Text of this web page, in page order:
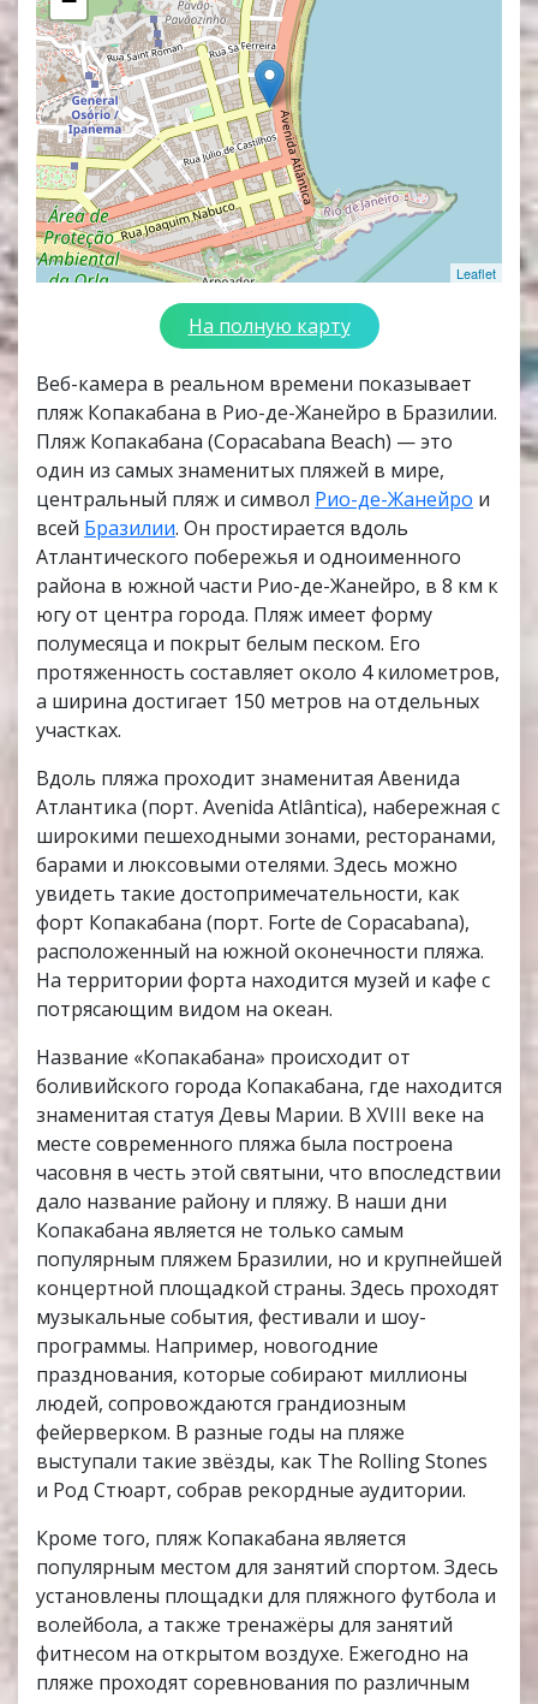
Leaflet
На полную карту
Веб-камера в реальном времени показывает
пляж Копакабана в Рио-де-Жанейро в Бразилии.
Пляж Копакабана (Copacabana Beach) — это
один из самых знаменитых пляжей в мире,
центральный пляж и символ Рио-де-Жанейро и
всей Бразилии. Он простирается вдоль
Атлантического побережья и одноименного
района в южной части Рио-де-Жанейро, в 8 км к
югу от центра города. Пляж имеет форму
полумесяца и покрыт белым песком. Его
протяженность составляет около 4 километров,
а ширина достигает 150 метров на отдельных
участках.
Вдоль пляжа проходит знаменитая Авенида
Атлантика (порт. Avenida Atlântica), набережная с
широкими пешеходными зонами, ресторанами,
барами и люксовыми отелями. Здесь можно
увидеть такие достопримечательности, как
форт Копакабана (порт. Forte de Copacabana),
расположенный на южной оконечности пляжа.
На территории форта находится музей и кафе с
потрясающим видом на океан.
Название «Копакабана» происходит от
боливийского города Копакабана, где находится
знаменитая статуя Девы Марии. В XVIII веке на
месте современного пляжа была построена
часовня в честь этой святыни, что впоследствии
дало название району и пляжу. В наши дни
Копакабана является не только самым
популярным пляжем Бразилии, но и крупнейшей
концертной площадкой страны. Здесь проходят
музыкальные события, фестивали и шоу-
программы. Например, новогодние
празднования, которые собирают миллионы
людей, сопровождаются грандиозным
фейерверком. В разные годы на пляже
выступали такие звёзды, как The Rolling Stones
и Род Стюарт, собрав рекордные аудитории.
Кроме того, пляж Копакабана является
популярным местом для занятий спортом. Здесь
установлены площадки для пляжного футбола и
волейбола, а также тренажёры для занятий
фитнесом на открытом воздухе. Ежегодно на
пляже проходят соревнования по различным